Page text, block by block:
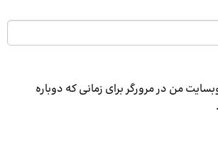
من در مرورگر برای زمانی که دوباره